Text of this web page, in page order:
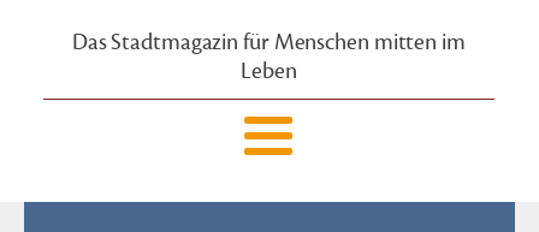
Das Stadtmagazin für Menschen mitten im
Leben